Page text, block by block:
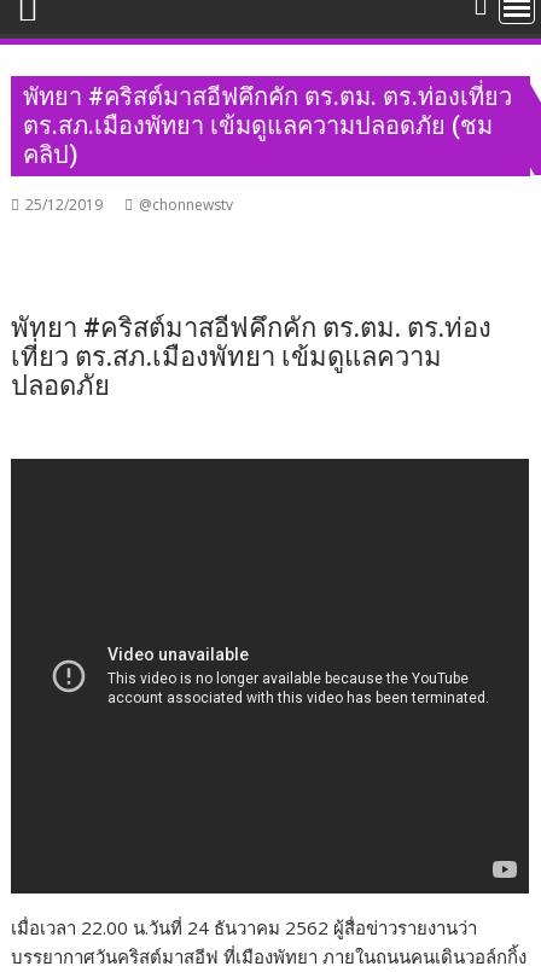
พัทยา #คริสต์มาสอีฟคึกคัก ตร.ตม. ตร.ท่องเที่ยว
ตร.สภ.เมืองพัทยา เข้มดูแลความปลอดภัย (ชม
คลิป)
25/12/2019 @chonnewstv
พัทยา #คริสต์มาสอีฟคึกคัก ตร.ตม. ตร.ท่อง
เที่ยว ตร.สภ.เมืองพัทยา เข้มดูแลความ
ปลอดภัย
เมื่อเวลา 22.00 น.วันที่ 24 ธันวาคม 2562 ผู้สื่อข่าวรายงานว่า
บรรยากาศวันคริสต์มาสอีฟ ที่เมืองพัทยา ภายในถนนคนเดินวอล์กกิ้ง